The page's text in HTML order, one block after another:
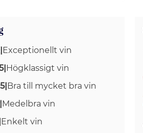
|Exceptionellt vin
|Högklassigt vin
|Bra till mycket bra vin
Medelbra vin
Enkelt vin